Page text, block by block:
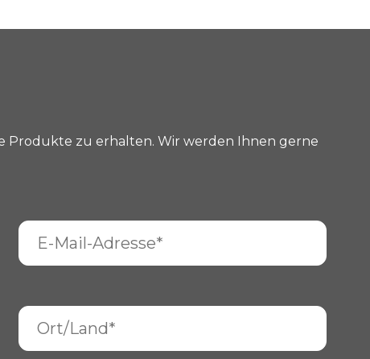
Produkte zu erhalten. Wir werden Ihnen gerne